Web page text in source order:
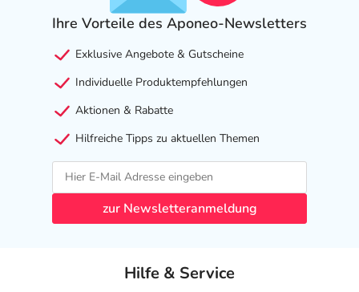
Ihre Vorteile des Aponeo-Newsletters
Exklusive Angebote & Gutscheine
Individuelle Produktempfehlungen
Aktionen & Rabatte
Hilfreiche Tipps zu aktuellen Themen
zur Newsletteranmeldung
Hilfe & Service